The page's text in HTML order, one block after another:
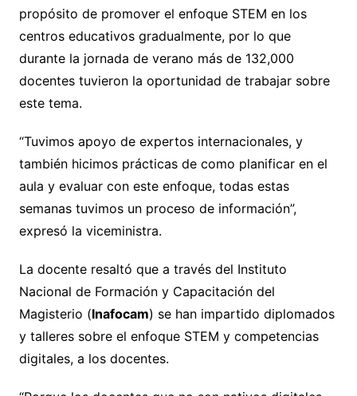
propósito de promover el enfoque STEM en los
centros educativos gradualmente, por lo que
durante la jornada de verano más de 132,000
docentes tuvieron la oportunidad de trabajar sobre
este tema.
“Tuvimos apoyo de expertos internacionales, y
también hicimos prácticas de como planificar en el
aula y evaluar con este enfoque, todas estas
semanas tuvimos un proceso de información”,
expresó la viceministra.
La docente resaltó que a través del Instituto
Nacional de Formación y Capacitación del
Magisterio (Inafocam) se han impartido diplomados
y talleres sobre el enfoque STEM y competencias
digitales, a los docentes.